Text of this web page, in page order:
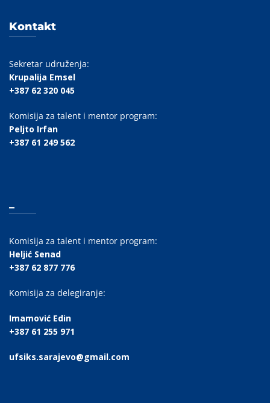
Kontakt
Sekretar udruženja:
Krupalija Emsel
+387 62 320 045
Komisija za talent i mentor program:
Peljto Irfan
+387 61 249 562
Komisija za talent i mentor program:
Heljić Senad
+387 62 877 776
Komisija za delegiranje:
Imamović Edin
+387 61 255 971
ufsiks.sarajevo@gmail.com